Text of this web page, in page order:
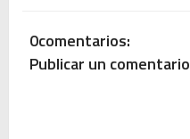
0comentarios:
Publicar un comentario